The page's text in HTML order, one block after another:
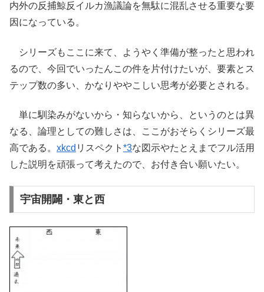
内外の反捕鯨反イルカ漁議論を無駄に混乱させる重要な要
因になっている。
シリーズもここに来て、ようやく準備が整ったと思われ
るので、今回でいったんこの件を片付けたいが、要素とス
テップ数の多い、かなりややこしい思考が必要とされる。
単に馴染みがないから・知らないから、というのとは異
なる、論理としての難しさは、ここがおそらくシリーズ最
高である。 xkcd リスペクト *3な図示やたとえまでフル活用
した説明を頑張って考えたので、お付き合い願いたい。
宇宙開闢・東と西